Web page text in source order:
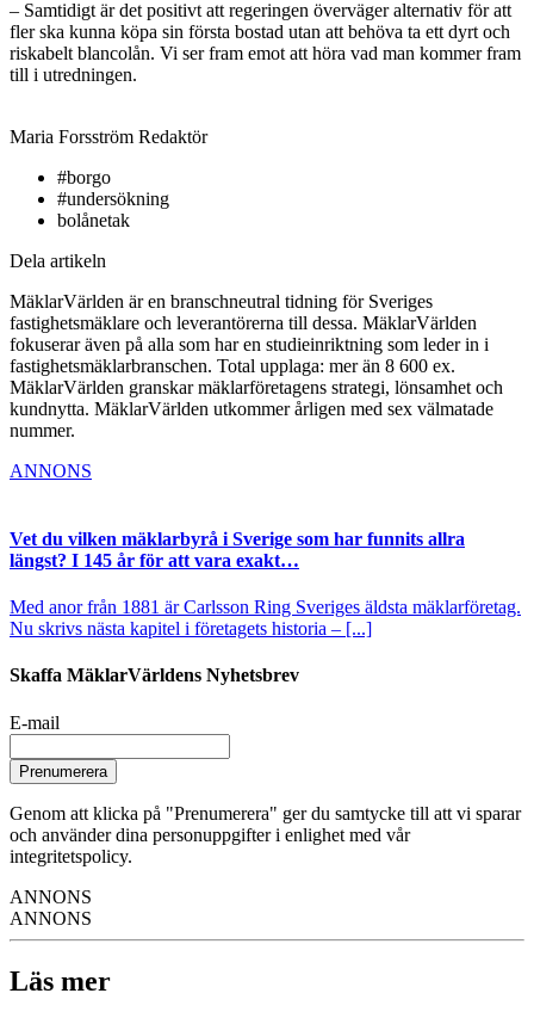
– Samtidigt är det positivt att regeringen överväger alternativ för att
fler ska kunna köpa sin första bostad utan att behöva ta ett dyrt och
riskabelt blancolån. Vi ser fram emot att höra vad man kommer fram
till i utredningen.
Maria Forsström Redaktör
#borgo
#undersökning
bolånetak
Dela artikeln
MäklarVärlden är en branschneutral tidning för Sveriges
fastighetsmäklare och leverantörerna till dessa. MäklarVärlden
fokuserar även på alla som har en studieinriktning som leder in i
fastighetsmäklarbranschen. Total upplaga: mer än 8 600 ex.
MäklarVärlden granskar mäklarföretagens strategi, lönsamhet och
kundnytta. MäklarVärlden utkommer årligen med sex välmatade
nummer.
ANNONS
Vet du vilken mäklarbyrå i Sverige som har funnits allra
längst? I 145 år för att vara exakt…
Med anor från 1881 är Carlsson Ring Sveriges äldsta mäklarföretag.
Nu skrivs nästa kapitel i företagets historia – [...]
Skaffa MäklarVärldens Nyhetsbrev
E-mail
Prenumerera
Genom att klicka på "Prenumerera" ger du samtycke till att vi sparar
och använder dina personuppgifter i enlighet med vår
integritetspolicy.
ANNONS
ANNONS
Läs mer